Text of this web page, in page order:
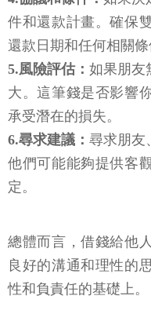
件和還款計畫。確保
還款日期和任何相關條
5.風險評估： 如果朋友
大。這筆錢是否影響
承受潛在的損失。
6.尋求建議： 尋求朋友
他們可能能夠提供客
定。
總體而言，借錢給他
良好的溝通和理性的
性和負責任的基礎上。